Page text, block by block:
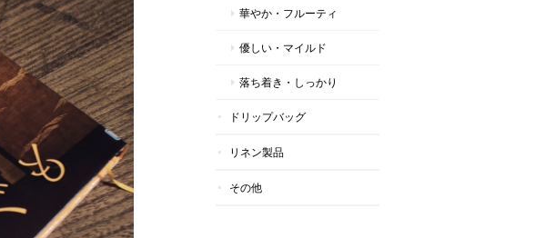
華やか・フルーティ
優しい・マイルド
落ち着き・しっかり
ドリップバッグ
リネン製品
その他